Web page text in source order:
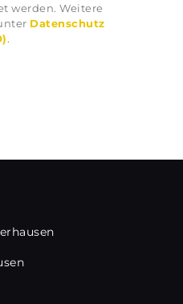
werden. Weitere
Datenschutz
.